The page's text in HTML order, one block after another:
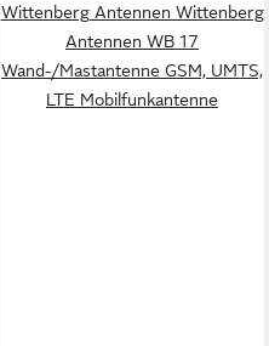
Wittenberg Antennen Wittenberg
Antennen WB 17
Wand-/Mastantenne GSM, UMTS,
LTE Mobilfunkantenne